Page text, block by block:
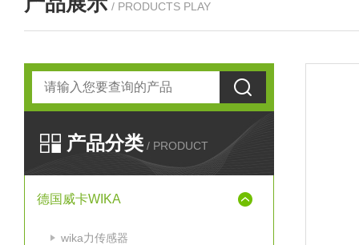
/ PRODUCTS PLAY
产品分类 / PRODUCT
德国威卡WIKA
wika力传感器